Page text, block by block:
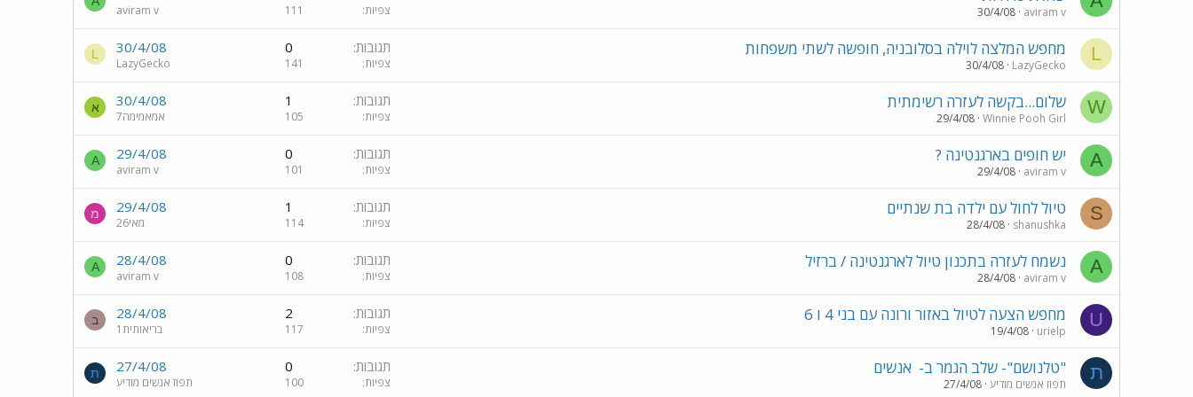
aviram v
30/4/08 צפיות 111
aviram v
L מחפש המלצה לוילה בסלובניה, חופשה לשתי משפחות
LazyGecko
30/4/08
תגובות 0
צפיות 141
30/4/08
LazyGecko
L
W שלום...בקשה לעזרה רשימתית
Winnie Pooh Girl
29/4/08
תגובות 1
צפיות 105
30/4/08
אמאמימה7
א
A יש חופים בארגנטינה ?
aviram v
29/4/08
תגובות 0
צפיות 101
29/4/08
aviram v
A
S טיול לחול עם ילדה בת שנתיים
shanushka
28/4/08
תגובות 1
צפיות 114
29/4/08
מאי26
מ
A נשמח לעזרה בתכנון טיול לארגנטינה / ברזיל
aviram v
28/4/08
תגובות 0
צפיות 108
28/4/08
aviram v
A
U מחפש הצעה לטיול באזור ורונה עם בני 4 ו 6
urielp
19/4/08
תגובות 2
צפיות 117
28/4/08
בריאותית1
ב
ת "טלנושם"- שלב הגמר ב- אנשים
תפוז אנשים מודיע 27/4/08
תגובות 0
צפיות 100
27/4/08
תפוז אנשים מודיע
ת